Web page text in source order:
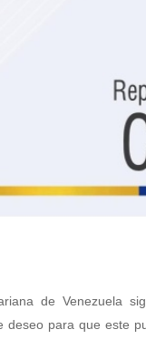
de Venezuela
deseo para que este